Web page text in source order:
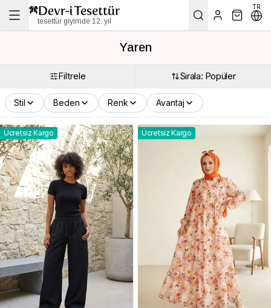
tesettür giyimde 12. yıl
TR
Yaren
Filtrele Sırala: Popüler
Stil Beden Renk Avantaj
Ücretsiz Kargo Ücretsiz Kargo